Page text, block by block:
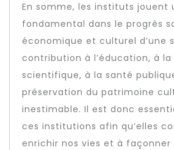
En somme, les instituts jouent
fondamental dans le progrès
économique et culturel d’une
contribution à l’éducation, à
scientifique, à la santé
préservation du patrimoine
inestimable. Il est donc
ces institutions afin qu’elles
enrichir nos vies et à façonner